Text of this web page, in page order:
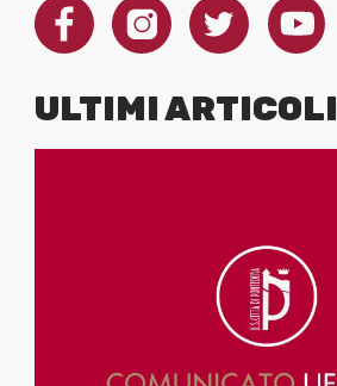
ULTIMI ARTICOLI